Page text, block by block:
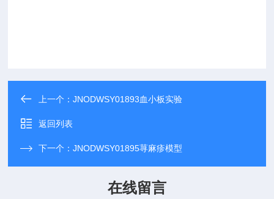
上一个：JNODWSY01893血小板实验
返回列表
下一个：JNODWSY01895荨麻疹模型
在线留言